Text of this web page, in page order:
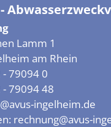
Lamm 1
am Rhein
79094 0
79094 48
ingelheim.de
rechnung@avus-